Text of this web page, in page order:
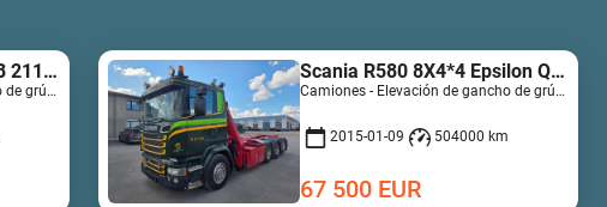
Scania P450 6X2*4 HIAB 211 EP-5 Hipro Retarder
Camiones - Elevación de gancho de grúa | M467-5789
Scania R580 8X4*4 Epsilon Q170Z96
Camiones - Elevación de gancho de grúa | M728-7835
2015-01-09 504000 km
67 500 EUR